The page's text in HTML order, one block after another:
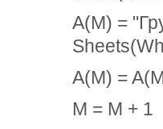
A(M) =
A(M) =
M = M + 1